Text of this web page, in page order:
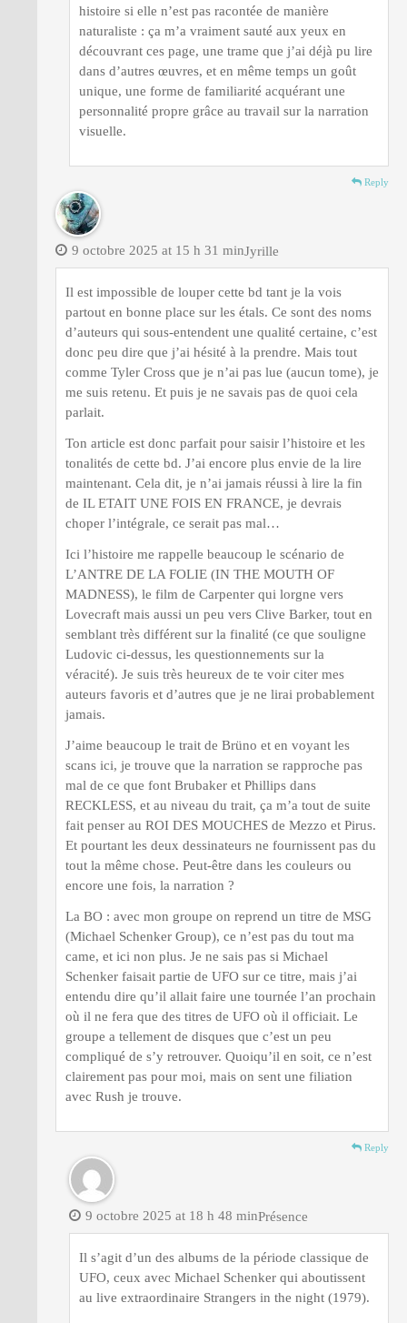
histoire si elle n’est pas racontée de manière
naturaliste : ça m’a vraiment sauté aux yeux en
découvrant ces page, une trame que j’ai déjà pu lire
dans d’autres œuvres, et en même temps un goût
unique, une forme de familiarité acquérant une
personnalité propre grâce au travail sur la narration
visuelle.
Reply
Jyrille
9 octobre 2025 at 15 h 31 min
Il est impossible de louper cette bd tant je la vois
partout en bonne place sur les étals. Ce sont des noms
d’auteurs qui sous-entendent une qualité certaine, c’est
donc peu dire que j’ai hésité à la prendre. Mais tout
comme Tyler Cross que je n’ai pas lue (aucun tome), je
me suis retenu. Et puis je ne savais pas de quoi cela
parlait.
Ton article est donc parfait pour saisir l’histoire et les
tonalités de cette bd. J’ai encore plus envie de la lire
maintenant. Cela dit, je n’ai jamais réussi à lire la fin
de IL ETAIT UNE FOIS EN FRANCE, je devrais
choper l’intégrale, ce serait pas mal…
Ici l’histoire me rappelle beaucoup le scénario de
L’ANTRE DE LA FOLIE (IN THE MOUTH OF
MADNESS), le film de Carpenter qui lorgne vers
Lovecraft mais aussi un peu vers Clive Barker, tout en
semblant très différent sur la finalité (ce que souligne
Ludovic ci-dessus, les questionnements sur la
véracité). Je suis très heureux de te voir citer mes
auteurs favoris et d’autres que je ne lirai probablement
jamais.
J’aime beaucoup le trait de Brüno et en voyant les
scans ici, je trouve que la narration se rapproche pas
mal de ce que font Brubaker et Phillips dans
RECKLESS, et au niveau du trait, ça m’a tout de suite
fait penser au ROI DES MOUCHES de Mezzo et Pirus.
Et pourtant les deux dessinateurs ne fournissent pas du
tout la même chose. Peut-être dans les couleurs ou
encore une fois, la narration ?
La BO : avec mon groupe on reprend un titre de MSG
(Michael Schenker Group), ce n’est pas du tout ma
came, et ici non plus. Je ne sais pas si Michael
Schenker faisait partie de UFO sur ce titre, mais j’ai
entendu dire qu’il allait faire une tournée l’an prochain
où il ne fera que des titres de UFO où il officiait. Le
groupe a tellement de disques que c’est un peu
compliqué de s’y retrouver. Quoiqu’il en soit, ce n’est
clairement pas pour moi, mais on sent une filiation
avec Rush je trouve.
Reply
Présence
9 octobre 2025 at 18 h 48 min
Il s’agit d’un des albums de la période classique de
UFO, ceux avec Michael Schenker qui aboutissent
au live extraordinaire Strangers in the night (1979).